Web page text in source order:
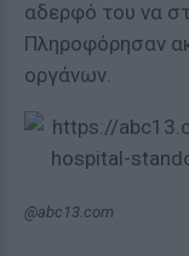
αδερφό του να
Πληροφόρησαν
οργάνων.
@abc13.com